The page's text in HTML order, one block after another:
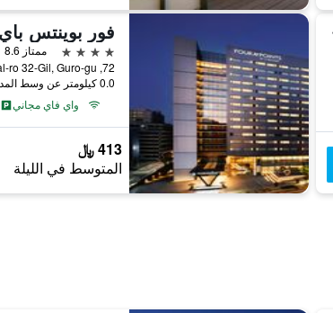
4 نجوم
ممتاز 8.6
72, Digital-ro 32-Gil, Guro-gu, سيول, كوريا الجنوبية
0.0 كيلومتر عن وسط المدينة
واي فاي مجاني
413 ﷼
المتوسط في الليلة